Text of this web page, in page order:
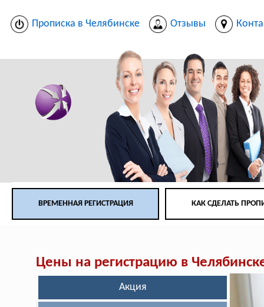
Прописка в Челябинске Отзывы
ВРЕМЕННАЯ РЕГИСТРАЦИЯ КАК СДЕЛАТЬ
Цены на регистрацию в
Акция